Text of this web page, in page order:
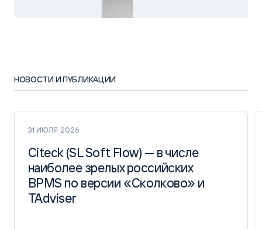
НОВОСТИ И ПУБЛИКАЦИИ
31 ИЮЛЯ 2026
Citeck (SL Soft Flow) — в числе
наиболее зрелых российских
BPMS по версии «Сколково» и
TAdviser
Citeck (SL Soft Flow) — в числе
наиболее зрелых российских
BPMS по версии «Сколково» и
TAdviser